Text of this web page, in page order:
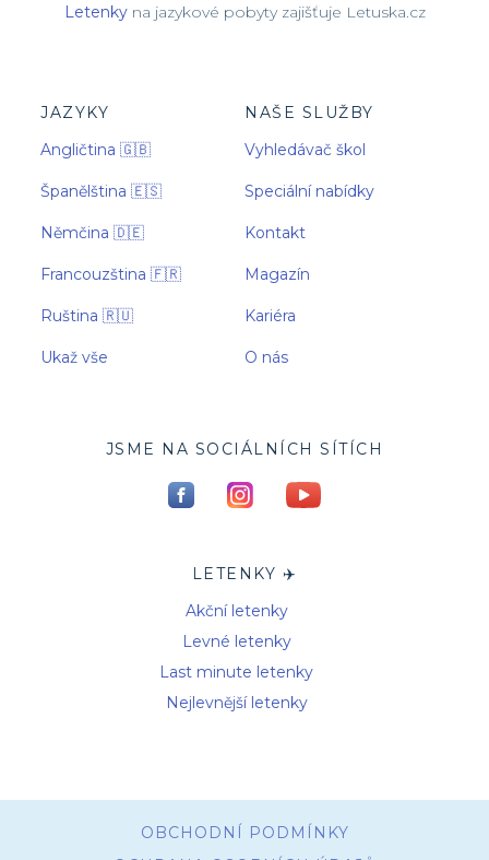
Letenkyna jazykové pobyty zajišťuje Letuska.cz
JAZYKY
Angličtina 🇬🇧
Španělština 🇪🇸
Němčina 🇩🇪
Francouzština 🇫🇷
Ruština 🇷🇺
Ukaž vše
NAŠE SLUŽBY
Vyhledávač škol
Speciální nabídky
Kontakt
Magazín
Kariéra
O nás
JSME NA SOCIÁLNÍCH SÍTÍCH
LETENKY ✈️
Akční letenky
Levné letenky
Last minute letenky
Nejlevnější letenky
OBCHODNÍ PODMÍNKY